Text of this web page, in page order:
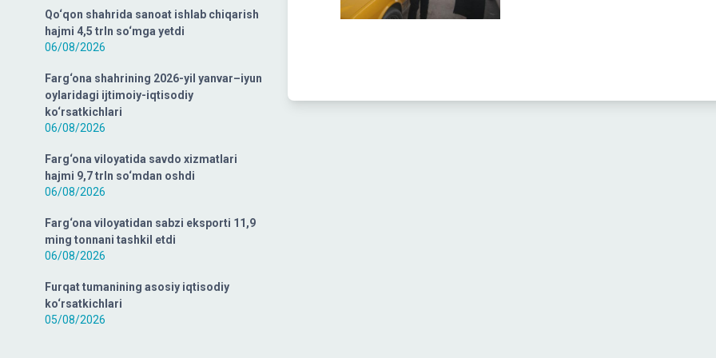
Qo‘qon shahrida sanoat ishlab chiqarish
hajmi 4,5 trln so‘mga yetdi
06/08/2026
Farg‘ona shahrining 2026-yil yanvar–iyun
oylaridagi ijtimoiy-iqtisodiy
ko‘rsatkichlari
06/08/2026
Farg‘ona viloyatida savdo xizmatlari
hajmi 9,7 trln so‘mdan oshdi
06/08/2026
Farg‘ona viloyatidan sabzi eksporti 11,9
ming tonnani tashkil etdi
06/08/2026
Furqat tumanining asosiy iqtisodiy
ko‘rsatkichlari
05/08/2026